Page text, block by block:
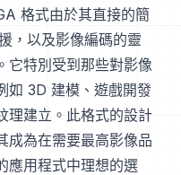
格式由於其直接的簡
，以及影像編碼的靈
它特別受到那些對影像
如 3D 建模、遊戲開發
理建立。此格式的設計
成為在需要最高影像品
應用程式中理想的選